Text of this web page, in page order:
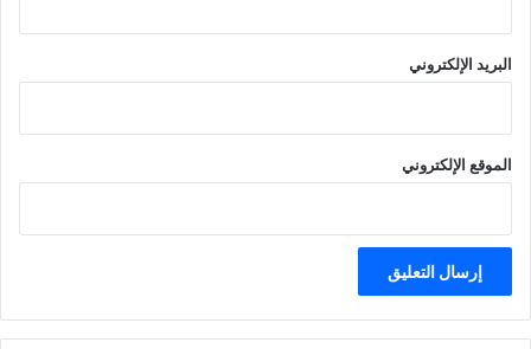
البريد الإلكتروني
الموقع الإلكتروني